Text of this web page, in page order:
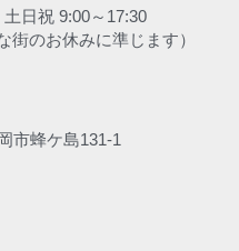
日祝 9:00～17:30
街のお休みに準じます）
市蜂ケ島131-1